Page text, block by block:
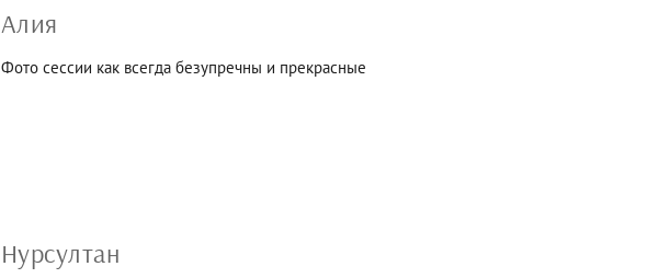
Алия
Фото сессии как всегда безупречны и прекрасные
Нурсултан